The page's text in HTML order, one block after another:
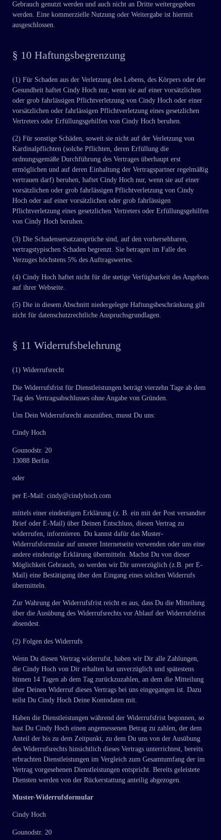
Gebrauch genutzt werden und auch nicht an Dritte weitergegeben
werden. Eine kommerzielle Nutzung oder Weitergabe ist hiermit
ausgeschlossen.
§ 10 Haftungsbegrenzung
(1) Für Schaden aus der Verletzung des Lebens, des Körpers oder der
Gesundheit haftet Cindy Hoch nur, wenn sie auf einer vorsätzlichen
oder grob fahrlässigen Pflichtverletzung von Cindy Hoch oder einer
vorsätzlichen oder fahrlässigen Pflichtverletzung eines gesetzlichen
Vertreters oder Erfüllungsgehilfen von Cindy Hoch beruhen.
(2) Für sonstige Schäden, soweit sie nicht auf der Verletzung von
Kardinalpflichten (solche Pflichten, deren Erfüllung die
ordnungsgemäße Durchführung des Vertrages überhaupt erst
ermöglichen und auf deren Einhaltung der Vertragspartner regelmäßig
vertrauen darf) beruhen, haftet Cindy Hoch nur, wenn sie auf einer
vorsätzlichen oder grob fahrlässigen Pflichtverletzung von Cindy
Hoch oder auf einer vorsätzlichen oder grob fahrlässigen
Pflichtverletzung eines gesetzlichen Vertreters oder Erfüllungsgehilfen
von Cindy Hoch beruhen.
(3) Die Schadensersatzansprüche sind, auf den vorhersehbaren,
vertragstypischen Schaden begrenzt. Sie betragen im Falle des
Verzuges höchstens 5% des Auftragswertes.
(4) Cindy Hoch haftet nicht für die stetige Verfügbarkeit des Angebots
auf ihrer Webseite.
(5) Die in diesem Abschnitt niedergelegte Haftungsbeschränkung gilt
nicht für datenschutzrechtliche Anspruchsgrundlagen.
§ 11 Widerrufsbelehrung
(1) Widerrufsrecht
Die Widerrufsfrist für Dienstleistungen beträgt vierzehn Tage ab dem
Tag des Vertragsabschlusses ohne Angabe von Gründen.
Um Dein Widerrufsrecht auszuüben, musst Du uns:
Cindy Hoch
Gounodstr. 20
13088 Berlin
oder
per E-Mail: cindy@cindyhoch.com
mittels einer eindeutigen Erklärung (z. B. ein mit der Post versandter
Brief oder E-Mail) über Deinen Entschluss, diesen Vertrag zu
widerrufen, informieren. Du kannst dafür das Muster-
Widerrufsformular auf unserer Internetseite verwenden oder uns eine
andere eindeutige Erklärung übermitteln. Machst Du von dieser
Möglichkeit Gebrauch, so werden wir Dir unverzüglich (z.B. per E-
Mail) eine Bestätigung über den Eingang eines solchen Widerrufs
übermitteln.
Zur Wahrung der Widerrufsfrist reicht es aus, dass Du die Mitteilung
über die Ausübung des Widerrufsrechts vor Ablauf der Widerrufsfrist
absendest.
(2) Folgen des Widerrufs
Wenn Du diesen Vertrag widerrufst, haben wir Dir alle Zahlungen,
die Cindy Hoch von Dir erhalten hat unverzüglich und spätestens
binnen 14 Tagen ab dem Tag zurückzuzahlen, an dem die Mitteilung
über Deinen Widerruf dieses Vertrags bei uns eingegangen ist. Dazu
teilst Du Cindy Hoch Deine Kontodaten mit.
Haben die Dienstleistungen während der Widerrufsfrist begonnen, so
hast Du Cindy Hoch einen angemessenen Betrag zu zahlen, der dem
Anteil der bis zu dem Zeitpunkt, zu dem Du uns von der Ausübung
des Widerrufsrechts hinsichtlich dieses Vertrags unterrichtest, bereits
erbrachten Dienstleistungen im Vergleich zum Gesamtumfang der im
Vertrag vorgesehenen Dienstleistungen entspricht. Bereits geleistete
Diensten werden von der Rückerstattung anteilig abgezogen.
Muster-Widerrufsformular
Cindy Hoch
Gounodstr. 20